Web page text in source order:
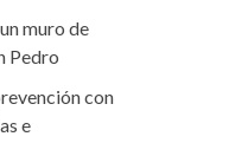
muro de
Pedro
con
e